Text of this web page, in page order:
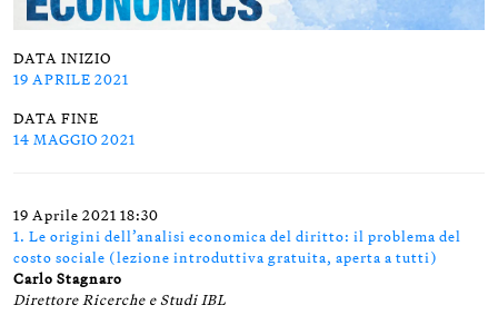
DATA INIZIO
19 APRILE 2021
DATA FINE
14 MAGGIO 2021
19 Aprile 2021 18:30
1. Le origini dell’analisi economica del diritto: il problema del
costo sociale (lezione introduttiva gratuita, aperta a tutti)
Carlo Stagnaro
Direttore Ricerche e Studi IBL